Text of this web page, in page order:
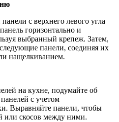
с верхнего левого угла
горизонтально и
выбранный крепеж. Затем,
панели, соединяя их
нащелкиванием.
на кухне, подумайте об
с учетом
Выравняйте панели, чтобы
или скосов между ними.